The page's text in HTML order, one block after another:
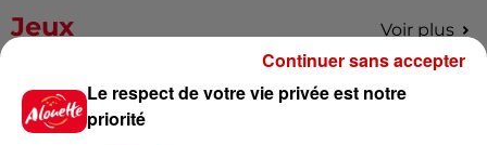
Jeux Voir plus
Le Duel - Gagnez vos entrées
pour l'un des zoos de nos
Le respect de votre vie privée est notre
priorité
Continuer sans accepter